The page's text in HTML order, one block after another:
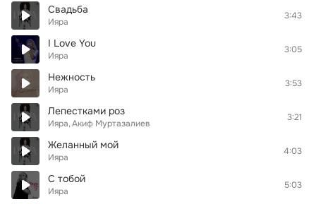
Свадьба
Ияра
3:43
I Love You
Ияра
3:05
Нежность
Ияра
3:53
Лепестками роз
Ияра Акиф Муртазалиев
3:21
Желанный мой
Ияра
4:03
С тобой
Ияра
5:03